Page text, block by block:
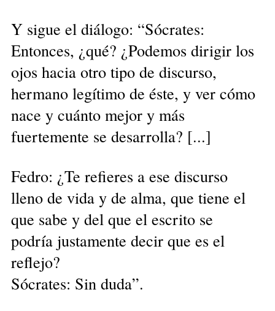
Y sigue el diálogo: “Sócrates:
Entonces, ¿qué? ¿Podemos dirigir los
ojos hacia otro tipo de discurso,
hermano legítimo de éste, y ver cómo
nace y cuánto mejor y más
fuertemente se desarrolla? [...]
Fedro: ¿Te refieres a ese discurso
lleno de vida y de alma, que tiene el
que sabe y del que el escrito se
podría justamente decir que es el
reflejo?
Sócrates: Sin duda”.